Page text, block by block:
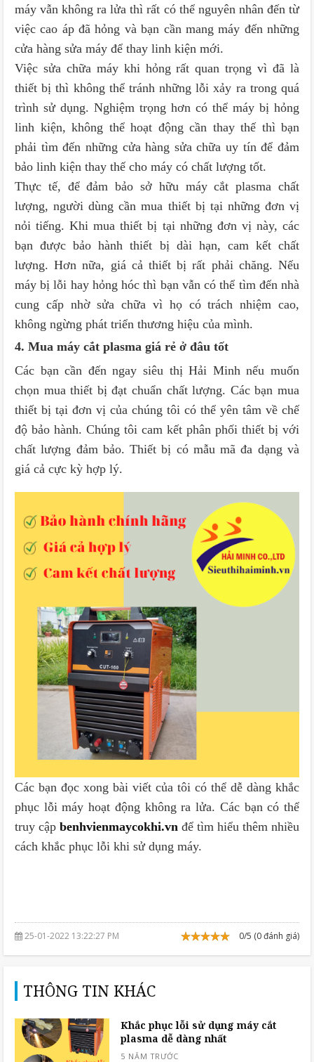
máy vẫn không ra lửa thì rất có thể nguyên nhân đến từ
việc cao áp đã hỏng và bạn cần mang máy đến những
cửa hàng sửa máy để thay linh kiện mới.
Việc sửa chữa máy khi hỏng rất quan trọng vì đã là
thiết bị thì không thể tránh những lỗi xảy ra trong quá
trình sử dụng. Nghiệm trọng hơn có thể máy bị hỏng
linh kiện, không thể hoạt động cần thay thế thì bạn
phải tìm đến những cửa hàng sửa chữa uy tín để đảm
bảo linh kiện thay thế cho máy có chất lượng tốt.
Thực tế, để đảm bảo sở hữu máy cắt plasma chất
lượng, người dùng cần mua thiết bị tại những đơn vị
nỏi tiếng. Khi mua thiết bị tại những đơn vị này, các
bạn được bảo hành thiết bị dài hạn, cam kết chất
lượng. Hơn nữa, giá cả thiết bị rất phải chăng. Nếu
máy bị lỗi hay hỏng hóc thì bạn vẫn có thể tìm đến nhà
cung cấp nhờ sửa chữa vì họ có trách nhiệm cao,
không ngừng phát triển thương hiệu của mình.
4. Mua máy cắt plasma giá rẻ ở đâu tốt
Các bạn cần đến ngay siêu thị Hải Minh nếu muốn
chọn mua thiết bị đạt chuẩn chất lượng. Các bạn mua
thiết bị tại đơn vị của chúng tôi có thể yên tâm về chế
độ bảo hành. Chúng tôi cam kết phân phối thiết bị với
chất lượng đảm bảo. Thiết bị có mẫu mã đa dạng và
giá cả cực kỳ hợp lý.
Các bạn đọc xong bài viết của tôi có thể dễ dàng khắc
phục lỗi máy hoạt động không ra lửa. Các bạn có thể
truy cập benhvienmaycokhi.vn để tìm hiểu thêm nhiều
cách khắc phục lỗi khi sử dụng máy.
25-01-2022 13:22:27 PM 0/5 (0 đánh giá)
THÔNG TIN KHÁC
Khắc phục lỗi sử dụng máy cắt
plasma dễ dàng nhất